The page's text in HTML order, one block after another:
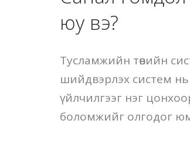
юу вэ?
Тусламжийн төвийн
шийдвэрлэх систем
үйлчилгээг нэг
боломжийг олгодог